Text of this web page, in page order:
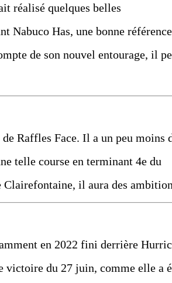
réalisé quelques belles
Nabuco Has, une bonne
de son nouvel entourage, il
Raffles Face. Il a un peu moins
telle course en terminant 4e du
il aura des
en 2022 fini derrière
victoire du 27 juin, comme elle a